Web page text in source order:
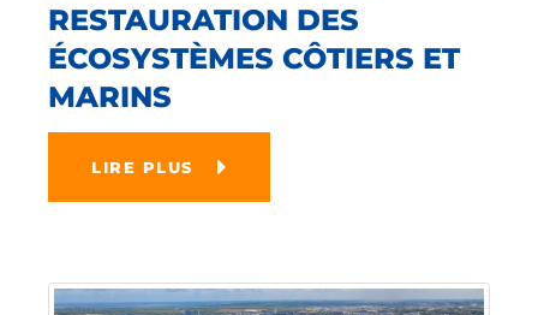
RESTAURATION DES
ÉCOSYSTÈMES CÔTIERS ET
MARINS
LIRE PLUS